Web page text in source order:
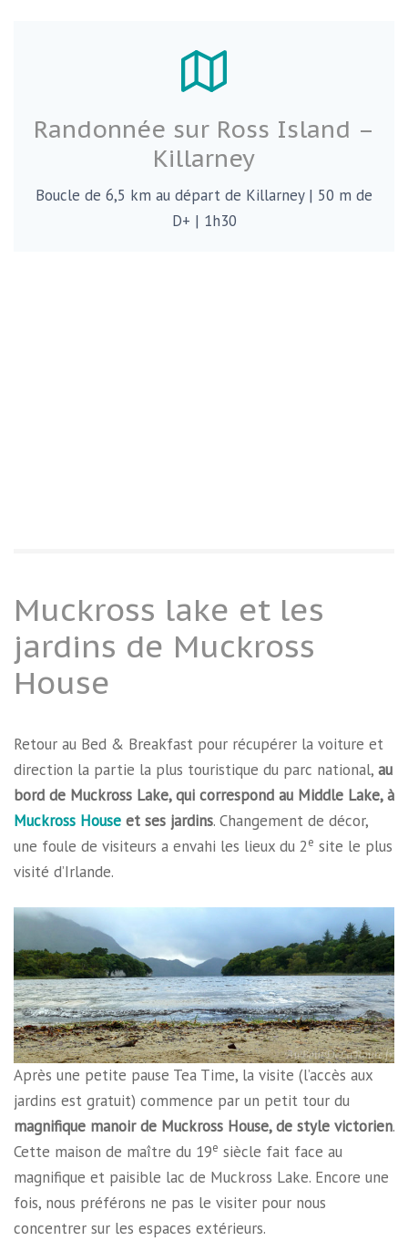
Randonnée sur Ross Island –
Killarney
Boucle de 6,5 km au départ de Killarney | 50 m de
D+ | 1h30
Muckross lake et les
jardins de Muckross
House
Retour au Bed & Breakfast pour récupérer la voiture et
direction la partie la plus touristique du parc national, au
bord de Muckross Lake, qui correspond au Middle Lake, à
Muckross House et ses jardins. Changement de décor,
une foule de visiteurs a envahi les lieux du 2e site le plus
visité d’Irlande.
Après une petite pause Tea Time, la visite (l’accès aux
jardins est gratuit) commence par un petit tour du
magnifique manoir de Muckross House, de style victorien.
Cette maison de maître du 19e siècle fait face au
magnifique et paisible lac de Muckross Lake. Encore une
fois, nous préférons ne pas le visiter pour nous
concentrer sur les espaces extérieurs.